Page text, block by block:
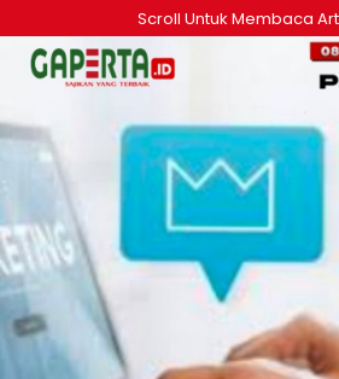
ke
konten
Scroll Untuk Membaca